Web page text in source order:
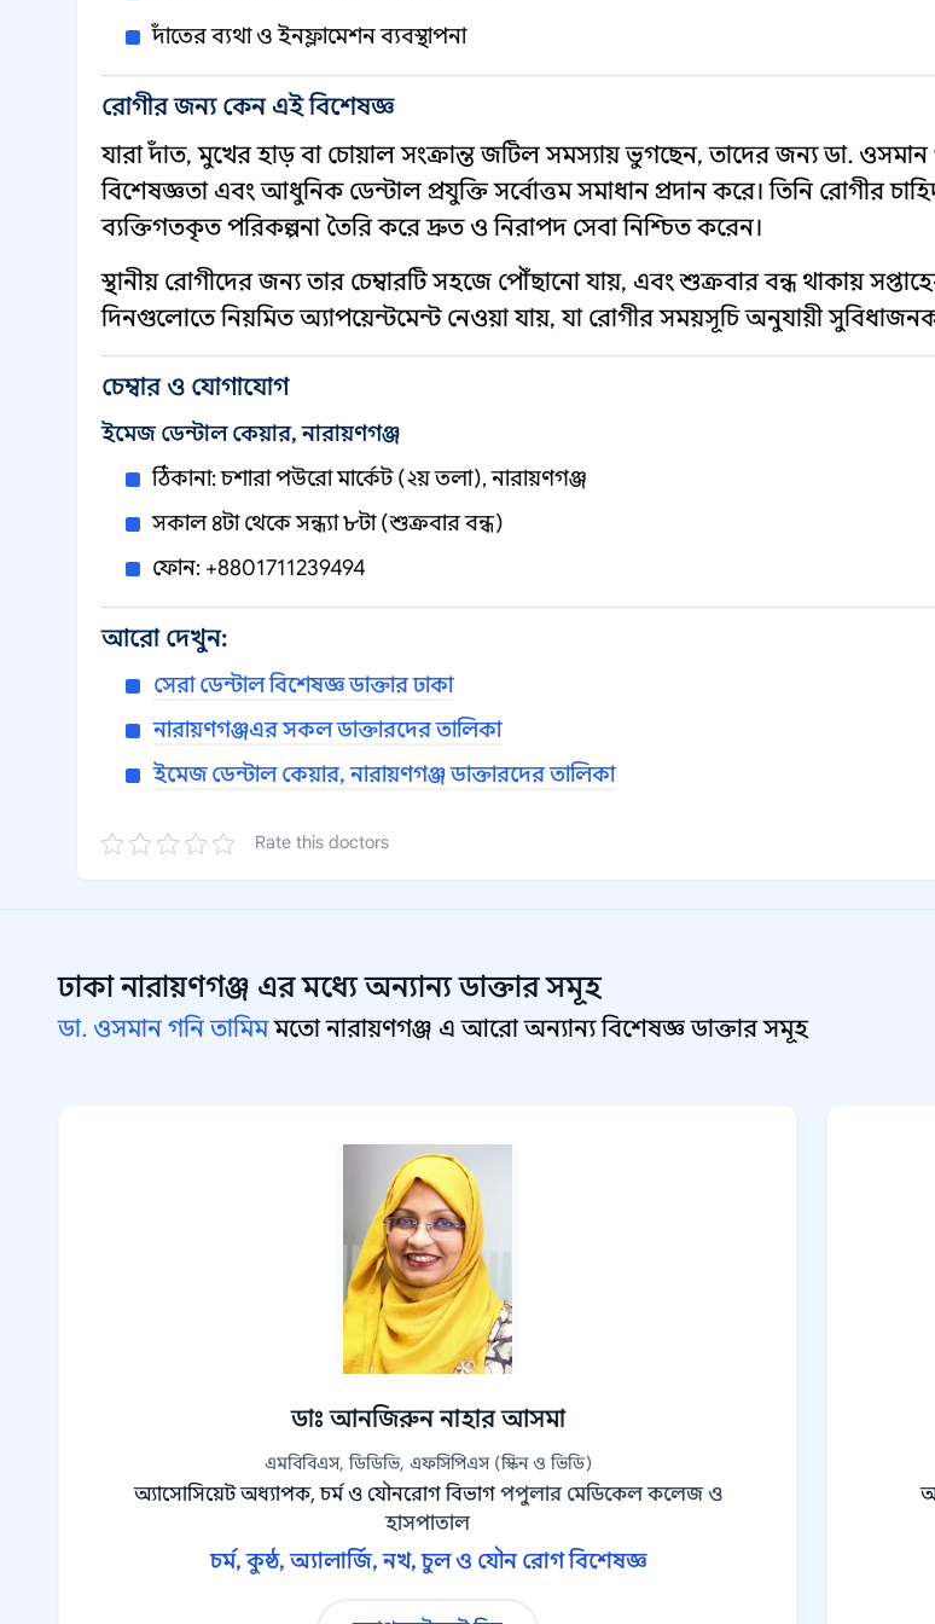
দাঁতের ব্যথা ও ইনফ্লামেশন ব্যবস্থাপনা
রোগীর জন্য কেন এই বিশেষজ্ঞ
যারা দাঁত, মুখের হাড় বা চোয়াল সংক্রান্ত জটিল সমস্যায় ভুগছেন, তাদের জন্য ডা. ওসমান
বিশেষজ্ঞতা এবং আধুনিক ডেন্টাল প্রযুক্তি সর্বোত্তম সমাধান প্রদান করে। তিনি রোগীর
ব্যক্তিগতকৃত পরিকল্পনা তৈরি করে দ্রুত ও নিরাপদ সেবা নিশ্চিত করেন।
স্থানীয় রোগীদের জন্য তার চেম্বারটি সহজে পৌঁছানো যায়, এবং শুক্রবার বন্ধ থাকায়
দিনগুলোতে নিয়মিত অ্যাপয়েন্টমেন্ট নেওয়া যায়, যা রোগীর সময়সূচি অনুযায়ী
চেম্বার ও যোগাযোগ
ইমেজ ডেন্টাল কেয়ার, নারায়ণগঞ্জ
ঠিকানা: চশারা পউরো মার্কেট (২য় তলা), নারায়ণগঞ্জ
সকাল ৪টা থেকে সন্ধ্যা ৮টা (শুক্রবার বন্ধ)
ফোন: +8801711239494
আরো দেখুন:
সেরা ডেন্টাল বিশেষজ্ঞ ডাক্তার ঢাকা
নারায়ণগঞ্জএর সকল ডাক্তারদের তালিকা
ইমেজ ডেন্টাল কেয়ার, নারায়ণগঞ্জ ডাক্তারদের তালিকা
Rate this doctors
ঢাকা নারায়ণগঞ্জ এর মধ্যে অন্যান্যডাক্তার সমূহ
ডা. ওসমান গনি তামিমমতো নারায়ণগঞ্জ এ আরো অন্যান্য বিশেষজ্ঞ ডাক্তার সমূহ
ডাঃ আনজিরুন নাহার আসমা
এমবিবিএস, ডিডিভি, এফসিপিএস (স্কিন ও ভিডি)
অ্যাসোসিয়েট অধ্যাপক, চর্ম ও যৌনরোগ বিভাগ পপুলার মেডিকেল কলেজ ও
হাসপাতাল
চর্ম, কুষ্ঠ, অ্যালার্জি, নখ, চুল ও যৌন রোগ বিশেষজ্ঞ